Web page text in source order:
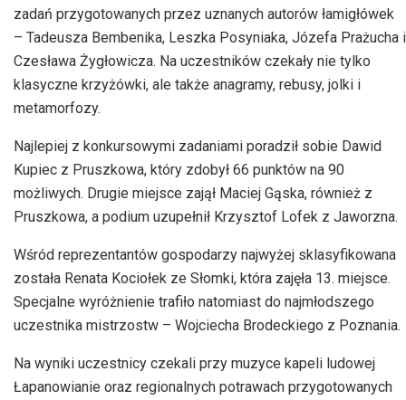
zadań przygotowanych przez uznanych autorów łamigłówek
– Tadeusza Bembenika, Leszka Posyniaka, Józefa Prażucha i
Czesława Żygłowicza. Na uczestników czekały nie tylko
klasyczne krzyżówki, ale także anagramy, rebusy, jolki i
metamorfozy.
Najlepiej z konkursowymi zadaniami poradził sobie Dawid
Kupiec z Pruszkowa, który zdobył 66 punktów na 90
możliwych. Drugie miejsce zajął Maciej Gąska, również z
Pruszkowa, a podium uzupełnił Krzysztof Lofek z Jaworzna.
Wśród reprezentantów gospodarzy najwyżej sklasyfikowana
została Renata Kociołek ze Słomki, która zajęła 13. miejsce.
Specjalne wyróżnienie trafiło natomiast do najmłodszego
uczestnika mistrzostw – Wojciecha Brodeckiego z Poznania.
Na wyniki uczestnicy czekali przy muzyce kapeli ludowej
Łapanowianie oraz regionalnych potrawach przygotowanych